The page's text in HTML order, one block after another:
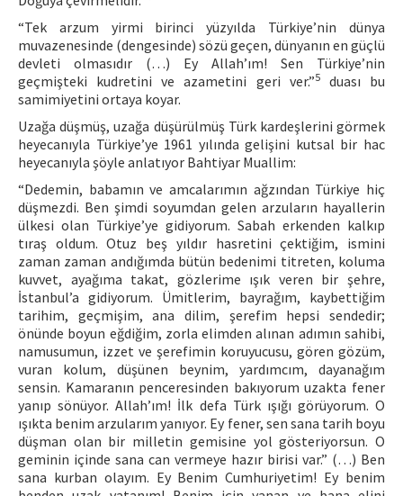
“Tek arzum yirmi birinci yüzyılda Türkiye’nin dünya
muvazenesinde (dengesinde) sözü geçen, dünyanın en güçlü
devleti olmasıdır (…) Ey Allah’ım! Sen Türkiye’nin
geçmişteki kudretini ve azametini geri ver.”5duası bu
samimiyetini ortaya koyar.
Uzağa düşmüş, uzağa düşürülmüş Türk kardeşlerini görmek
heyecanıyla Türkiye’ye 1961 yılında gelişini kutsal bir hac
heyecanıyla şöyle anlatıyor Bahtiyar Muallim:
“Dedemin, babamın ve amcalarımın ağzından Türkiye hiç
düşmezdi. Ben şimdi soyumdan gelen arzuların hayallerin
ülkesi olan Türkiye’ye gidiyorum. Sabah erkenden kalkıp
tıraş oldum. Otuz beş yıldır hasretini çektiğim, ismini
zaman zaman andığımda bütün bedenimi titreten, koluma
kuvvet, ayağıma takat, gözlerime ışık veren bir şehre,
İstanbul’a gidiyorum. Ümitlerim, bayrağım, kaybettiğim
tarihim, geçmişim, ana dilim, şerefim hepsi sendedir;
önünde boyun eğdiğim, zorla elimden alınan adımın sahibi,
namusumun, izzet ve şerefimin koruyucusu, gören gözüm,
vuran kolum, düşünen beynim, yardımcım, dayanağım
sensin. Kamaranın penceresinden bakıyorum uzakta fener
yanıp sönüyor. Allah’ım! İlk defa Türk ışığı görüyorum. O
ışıkta benim arzularım yanıyor. Ey fener, sen sana tarih boyu
düşman olan bir milletin gemisine yol gösteriyorsun. O
geminin içinde sana can vermeye hazır birisi var.” (…) Ben
sana kurban olayım. Ey Benim Cumhuriyetim! Ey benim